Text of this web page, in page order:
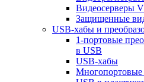
Видеосерверы
Защищенные
USB-хабы и
1-портовые
в USB
USB-хабы
Многопортовые